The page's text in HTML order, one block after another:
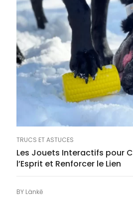
TRUCS ET ASTUCES
Les Jouets Interactifs pour
l’Esprit et Renforcer le Lien
BY Länkē